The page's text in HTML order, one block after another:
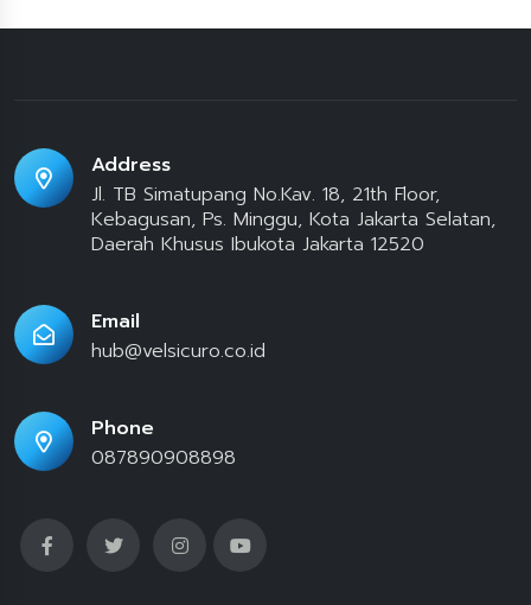
Address
Jl. TB Simatupang No.Kav. 18, 21th Floor,
Kebagusan, Ps. Minggu, Kota Jakarta Selatan,
Daerah Khusus Ibukota Jakarta 12520
Email
hub@velsicuro.co.id
Phone
087890908898